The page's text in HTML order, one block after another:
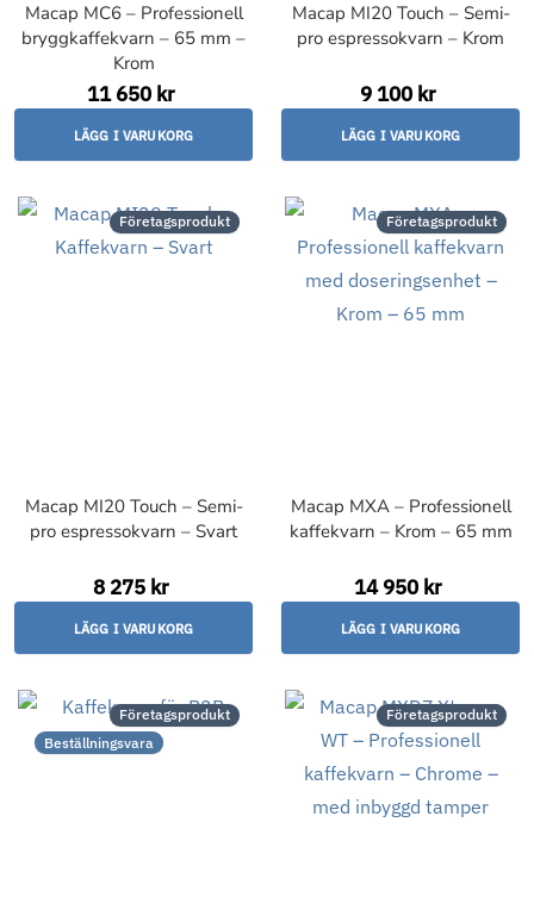
Macap MC6 – Professionell
bryggkaffekvarn – 65 mm –
Krom
11 650 kr
LÄGG I VARUKORG
Macap MI20 Touch – Semi-
pro espressokvarn – Krom
9 100 kr
LÄGG I VARUKORG
Företagsprodukt
Macap MI20 Touch – Semi-
pro espressokvarn – Svart
8 275 kr
LÄGG I VARUKORG
Företagsprodukt
Macap MXA – Professionell
kaffekvarn – Krom – 65 mm
14 950 kr
LÄGG I VARUKORG
Beställningsvara
Företagsprodukt Företagsprodukt